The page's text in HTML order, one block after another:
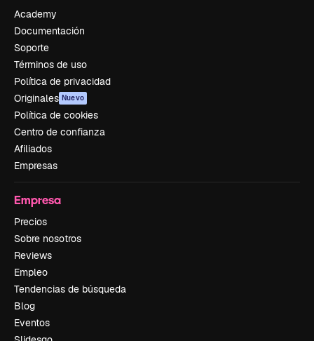
Academy
Documentación
Soporte
Términos de uso
Política de privacidad
Originales Nuevo
Política de cookies
Centro de confianza
Afiliados
Empresas
Empresa
Precios
Sobre nosotros
Reviews
Empleo
Tendencias de búsqueda
Blog
Eventos